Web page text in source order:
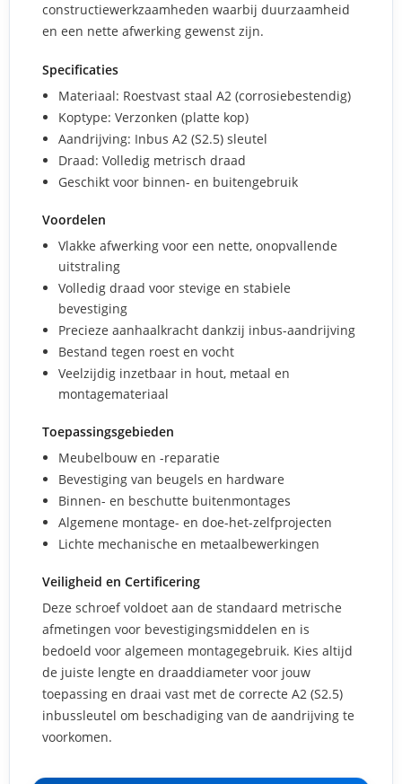
constructiewerkzaamheden waarbij duurzaamheid
en een nette afwerking gewenst zijn.
Specificaties
Materiaal: Roestvast staal A2 (corrosiebestendig)
Koptype: Verzonken (platte kop)
Aandrijving: Inbus A2 (S2.5) sleutel
Draad: Volledig metrisch draad
Geschikt voor binnen- en buitengebruik
Voordelen
Vlakke afwerking voor een nette, onopvallende
uitstraling
Volledig draad voor stevige en stabiele
bevestiging
Precieze aanhaalkracht dankzij inbus-aandrijving
Bestand tegen roest en vocht
Veelzijdig inzetbaar in hout, metaal en
montagemateriaal
Toepassingsgebieden
Meubelbouw en -reparatie
Bevestiging van beugels en hardware
Binnen- en beschutte buitenmontages
Algemene montage- en doe-het-zelfprojecten
Lichte mechanische en metaalbewerkingen
Veiligheid en Certificering
Deze schroef voldoet aan de standaard metrische
afmetingen voor bevestigingsmiddelen en is
bedoeld voor algemeen montagegebruik. Kies altijd
de juiste lengte en draaddiameter voor jouw
toepassing en draai vast met de correcte A2 (S2.5)
inbussleutel om beschadiging van de aandrijving te
voorkomen.